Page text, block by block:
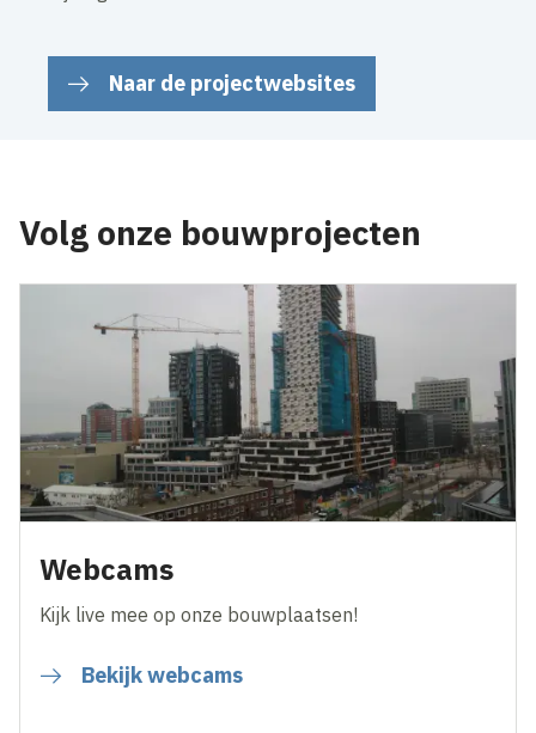
Naar de projectwebsites
Volg onze bouwprojecten
Webcams
Kijk live mee op onze bouwplaatsen!
Bekijk webcams